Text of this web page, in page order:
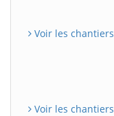
Voir les
Voir les